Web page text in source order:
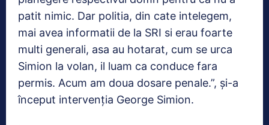
patit nimic. Dar politia, din cate intelegem,
mai avea informatii de la SRI si erau foarte
multi generali, asa au hotarat, cum se urca
Simion la volan, il luam ca conduce fara
permis. Acum am doua dosare penale.”, şi-a
început intervenţia George Simion.